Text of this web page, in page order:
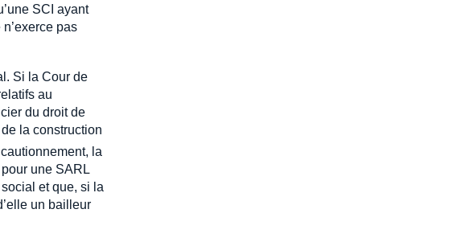
SCI ayant
pas
Si la Cour de
au
du droit de
la construction
la
une SARL
et que, si la
un bailleur